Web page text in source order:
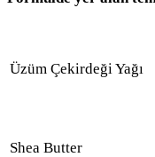
Üzüm Çekirdeği Yağı
Shea Butter